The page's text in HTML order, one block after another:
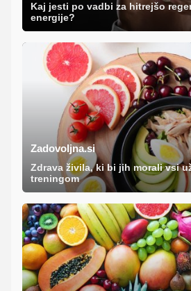
Kaj jesti po vadbi za hitrejšo
energije?
Zadovoljna.si
Zdrava živila, ki bi jih morali vsi
treningom